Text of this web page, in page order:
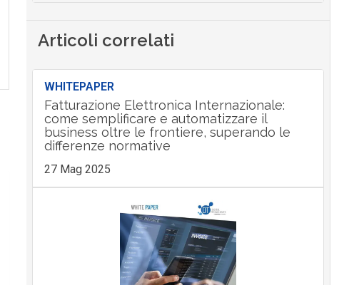
Articoli correlati
WHITEPAPER
Fatturazione Elettronica Internazionale:
come semplificare e automatizzare il
business oltre le frontiere, superando le
differenze normative
27 Mag 2025